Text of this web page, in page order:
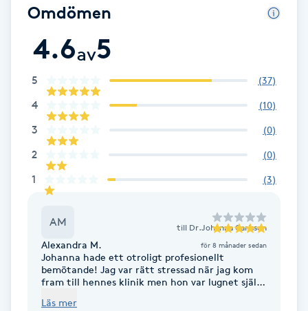
Brynplockning
Bröllopsuppsättning
Celluliter
Color correction
Omdömen
4.6av5
5 (37)
4 (10)
3 (0)
2 (0)
1 (3)
AM till Dr.Johanna Carlsson
Alexandra M. för 8 månader sedan
Johanna hade ett otroligt profesionellt
bemötande! Jag var rätt stressad när jag kom
fram till hennes klinik men hon var lugnet självt
håravfall som jag försökt få ordning på genom
Läs mer